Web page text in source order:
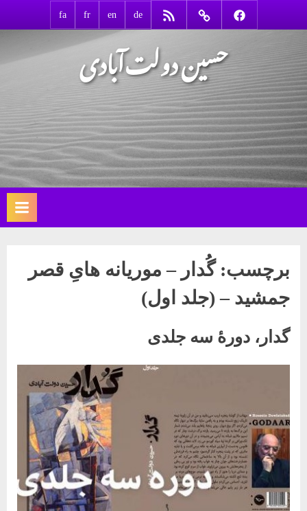
Facebook
Contact
RSS
de
en
fr
fa
حسین دولت‌آبادی
برچسب:گُدار – موریانه هایِ قصر
جمشید – (جلد اول)
گدار، دورۀ سه جلدی
Posted
13 آگوست 2023
By
حسین دولت‌آبادی